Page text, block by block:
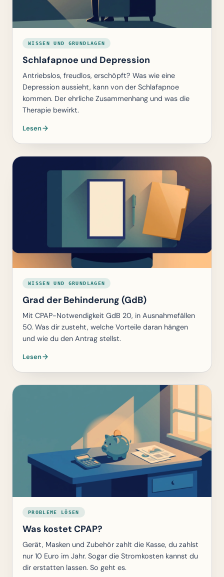
WISSEN UND GRUNDLAGEN
Schlafapnoe und Depression
Antriebslos, freudlos, erschöpft? Was wie eine
Depression aussieht, kann von der Schlafapnoe
kommen. Der ehrliche Zusammenhang und was die
Therapie bewirkt.
Lesen
WISSEN UND GRUNDLAGEN
Grad der Behinderung (GdB)
Mit CPAP-Notwendigkeit GdB 20, in Ausnahmefällen
50. Was dir zusteht, welche Vorteile daran hängen
und wie du den Antrag stellst.
Lesen
PROBLEME LÖSEN
Was kostet CPAP?
Gerät, Masken und Zubehör zahlt die Kasse, du zahlst
nur 10 Euro im Jahr. Sogar die Stromkosten kannst du
dir erstatten lassen. So geht es.